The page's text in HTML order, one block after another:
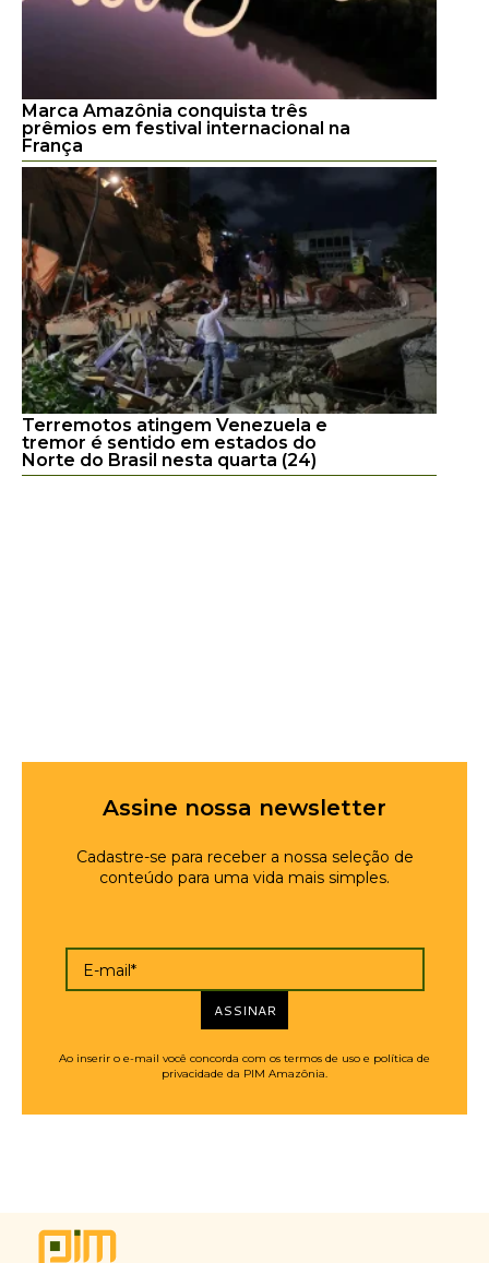
Marca Amazônia conquista três
prêmios em festival internacional na
França
Terremotos atingem Venezuela e
tremor é sentido em estados do
Norte do Brasil nesta quarta (24)
Assine nossa newsletter
Cadastre-se para receber a nossa seleção de
conteúdo para uma vida mais simples.
E-mail*
ASSINAR
Ao inserir o e-mail você concorda com os termos de uso e política de
privacidade da PIM Amazônia.